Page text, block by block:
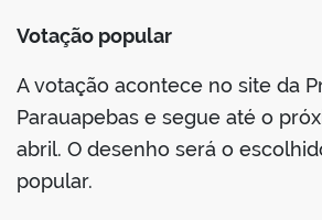
Votação popular
A votação acontece no site da
Parauapebas e segue até o
abril. O desenho será o
popular.